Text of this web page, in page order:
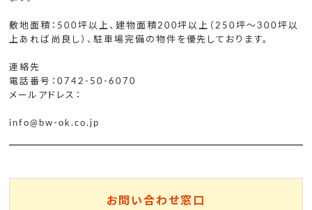
敷地面積：500坪以上、建物面積200坪以上（250坪～300坪以
上あれば尚良し）、駐車場完備の物件を優先しております。
連絡先
電話番号：0742-50-6070
メールアドレス：
info@bw-ok.co.jp
お問い合わせ窓口